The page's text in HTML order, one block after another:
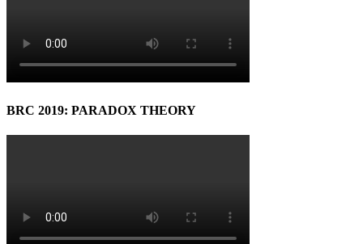
BRC 2019: PARADOX THEORY